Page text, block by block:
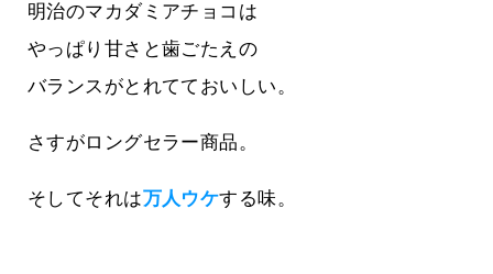
明治のマカダミアチョコは
やっぱり甘さと歯ごたえの
バランスがとれてておいしい。
さすがロングセラー商品。
そしてそれは万人ウケする味。